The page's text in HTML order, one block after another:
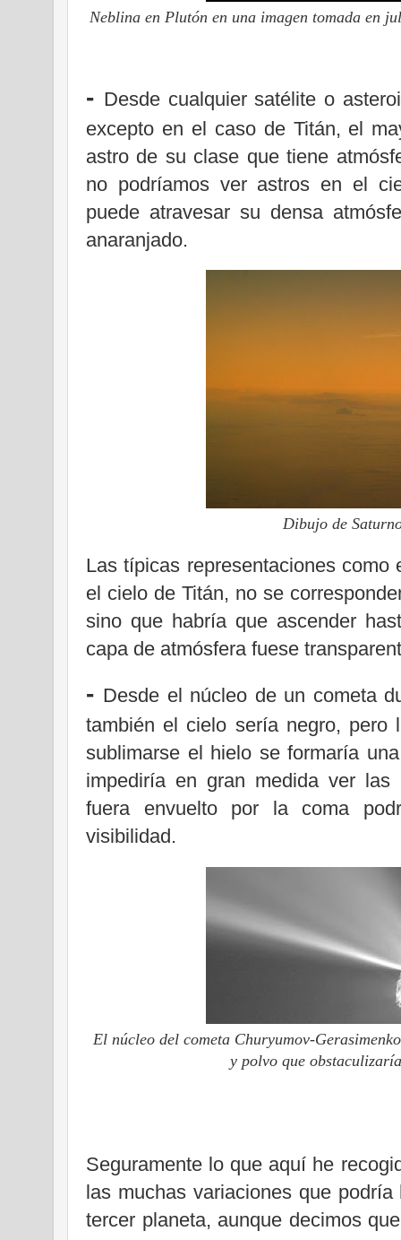
Neblina en Plutón en una imagen tomada en
- Desde cualquier satélite o
excepto en el caso de Titán, el
astro de su clase que tiene
no podríamos ver astros en el
puede atravesar su densa
anaranjado.
Dibujo de
Las típicas representaciones
el cielo de Titán, no se
sino que habría que ascender
capa de atmósfera fuese
- Desde el núcleo de un cometa
también el cielo sería negro,
sublimarse el hielo se formaría
impediría en gran medida ver
fuera envuelto por la coma
visibilidad.
El núcleo del cometa Churyumov-
y polvo que
Seguramente lo que aquí he
las muchas variaciones que
tercer planeta, aunque decimos